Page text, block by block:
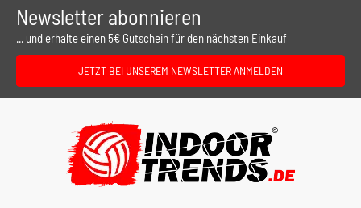
Newsletter abonnieren
... und erhalte einen 5€ Gutschein für den nächsten Einkauf
JETZT BEI UNSEREM NEWSLETTER ANMELDEN